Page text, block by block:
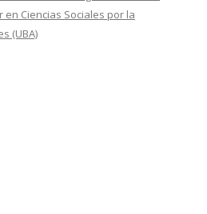
en Ciencias Sociales por la
(UBA)